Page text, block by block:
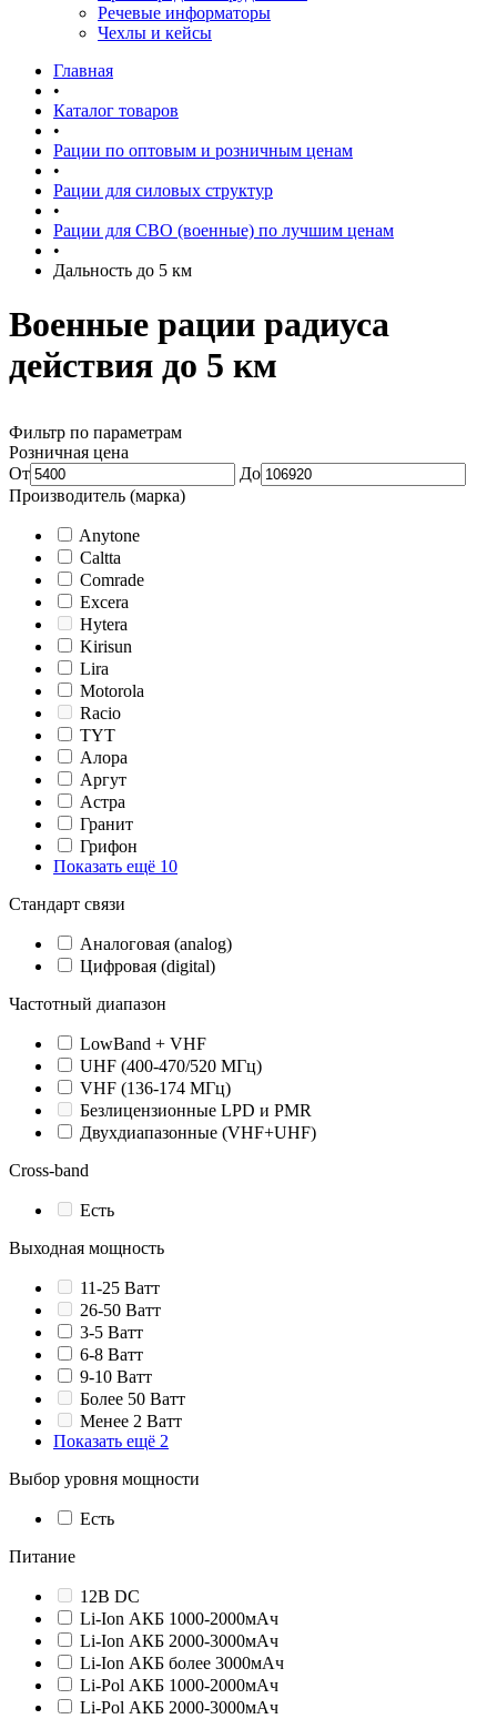
Речевые информаторы
Чехлы и кейсы
Главная
•
Каталог товаров
•
Рации по оптовым и розничным ценам
•
Рации для силовых структур
•
Рации для СВО (военные) по лучшим ценам
•
Дальность до 5 км
Военные рации радиуса
действия до 5 км
Фильтр по параметрам
Розничная цена
От
До
Производитель (марка)
Anytone
Caltta
Comrade
Excera
Hytera
Kirisun
Lira
Motorola
Racio
TYT
Алора
Аргут
Астра
Гранит
Грифон
Показать ещё 10
Стандарт связи
Аналоговая (analog)
Цифровая (digital)
Частотный диапазон
LowBand + VHF
UHF (400-470/520 МГц)
VHF (136-174 МГц)
Безлицензионные LPD и PMR
Двухдиапазонные (VHF+UHF)
Cross-band
Есть
Выходная мощность
11-25 Ватт
26-50 Ватт
3-5 Ватт
6-8 Ватт
9-10 Ватт
Более 50 Ватт
Менее 2 Ватт
Показать ещё 2
Выбор уровня мощности
Есть
Питание
12В DC
Li-Ion АКБ 1000-2000мАч
Li-Ion АКБ 2000-3000мАч
Li-Ion АКБ более 3000мАч
Li-Pol АКБ 1000-2000мАч
Li-Pol АКБ 2000-3000мАч